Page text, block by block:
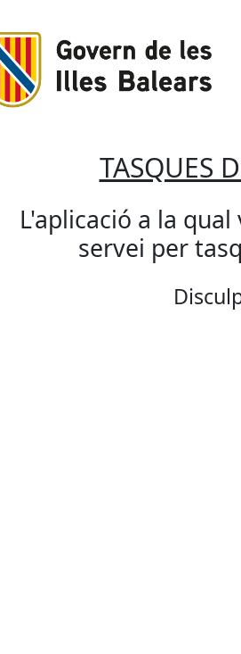
TASQUES
L'aplicació a la
servei per